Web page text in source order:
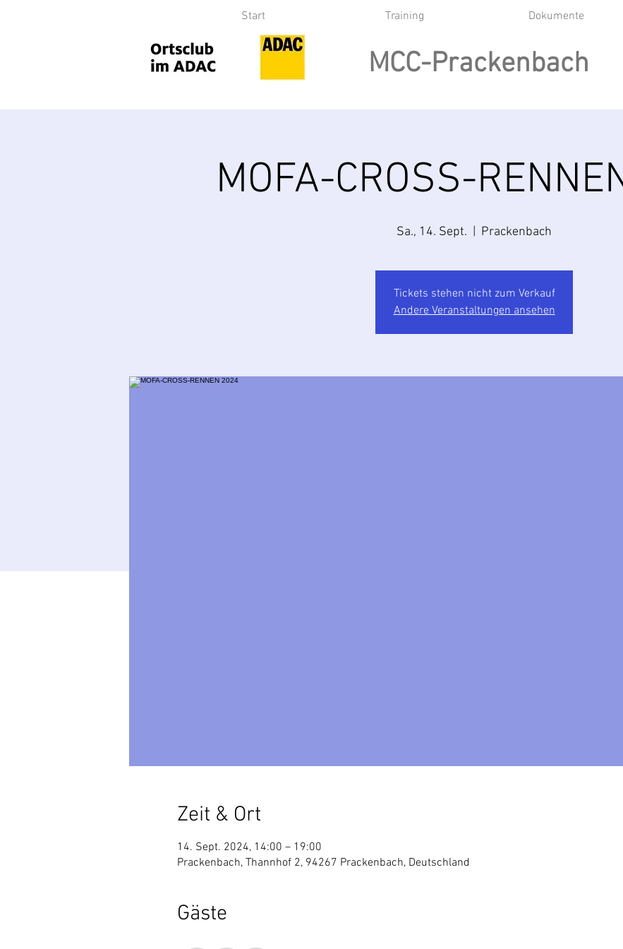
Start Training Dokumente
MCC-Prackenbach
MOFA-CROSS-
Sa., 14. Sept. Prackenbach
Tickets stehen nicht zum Verkauf
Andere Veranstaltungen ansehen
Zeit & Ort
14. Sept. 2024, 14:00 – 19:00
Prackenbach, Thannhof 2, 94267 Prackenbach, Deutschland
Gäste